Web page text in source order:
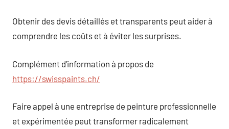
Obtenir des devis détaillés et transparents peut aider à
comprendre les coûts et à éviter les surprises.
Complément d’information à propos de
https://swisspaints.ch/
Faire appel à une entreprise de peinture professionnelle
et expérimentée peut transformer radicalement